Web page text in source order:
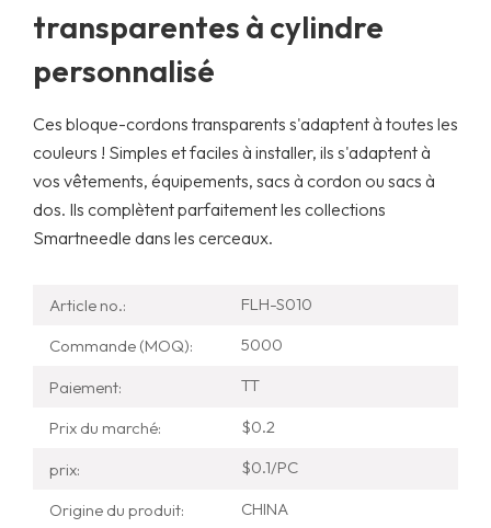
transparentes à cylindre
personnalisé
Ces bloque-cordons transparents s'adaptent à toutes les
couleurs ! Simples et faciles à installer, ils s'adaptent à
vos vêtements, équipements, sacs à cordon ou sacs à
dos. Ils complètent parfaitement les collections
Smartneedle dans les cerceaux.
Article no.: FLH-S010
Commande (MOQ): 5000
Paiement: TT
Prix ​​du marché: $0.2
prix: $0.1/PC
Origine du produit: CHINA